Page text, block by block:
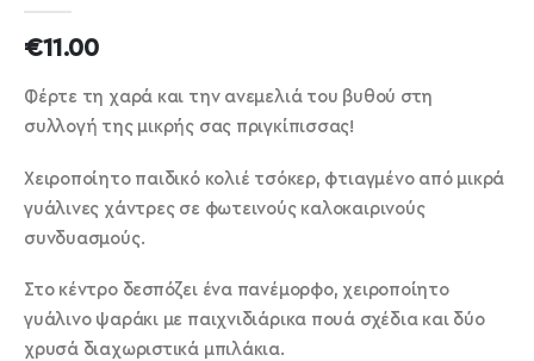
€11.00
Φέρτε τη χαρά και την ανεμελιά του βυθού στη
συλλογή της μικρής σας πριγκίπισσας!
Χειροποίητο παιδικό κολιέ τσόκερ, φτιαγμένο από μικρά
γυάλινες χάντρες σε φωτεινούς καλοκαιρινούς
συνδυασμούς.
Στο κέντρο δεσπόζει ένα πανέμορφο, χειροποίητο
γυάλινο ψαράκι με παιχνιδιάρικα πουά σχέδια και δύο
χρυσά διαχωριστικά μπιλάκια.